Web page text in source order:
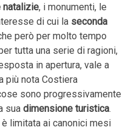
natalizie, i monumenti, le
di cui la seconda
però per molto tempo
tutta una serie di ragioni,
in apertura, vale a
più nota Costiera
sono progressivamente
sua dimensione turistica.
limitata ai canonici mesi